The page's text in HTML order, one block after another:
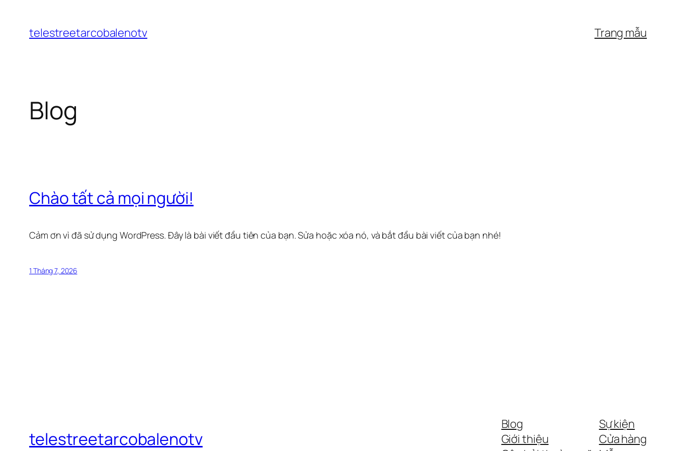
telestreetarcobalenotv Trang mẫu
Blog
Chào tất cả mọi người!
Cảm ơn vì đã sử dụng WordPress. Đây là bài viết đầu tiên của bạn. Sửa hoặc xóa nó, và bắt đầu bài viết của bạn nhé!
1 Tháng 7, 2026
telestreetarcobalenotv
Blog
Giới thiệu
Sự kiện
Cửa hàng